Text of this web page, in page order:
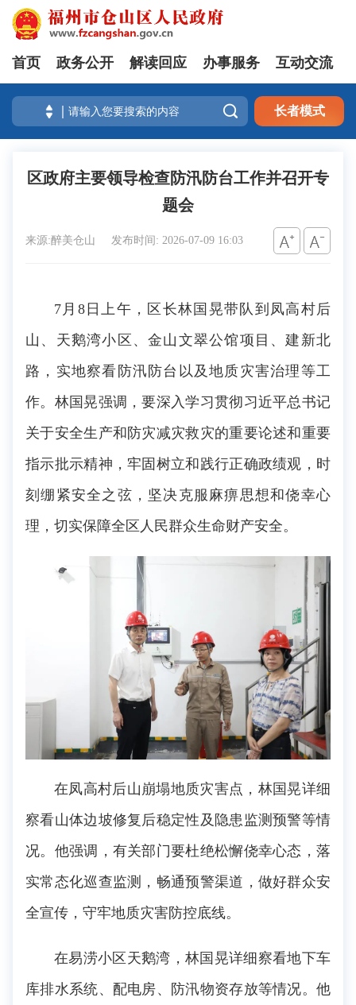
首页 政务公开 解读回应 办事服务 互动交流
 长者模式
区政府主要领导检查防汛防台工作并召开专
题会
来源:醉美仓山 发布时间: 2026-07-09 16:03
7月8日上午，区长林国晃带队到凤高村后
山、天鹅湾小区、金山文翠公馆项目、建新北
路，实地察看防汛防台以及地质灾害治理等工
作。林国晃强调，要深入学习贯彻习近平总书记
关于安全生产和防灾减灾救灾的重要论述和重要
指示批示精神，牢固树立和践行正确政绩观，时
刻绷紧安全之弦，坚决克服麻痹思想和侥幸心
理，切实保障全区人民群众生命财产安全。
在凤高村后山崩塌地质灾害点，林国晃详细
察看山体边坡修复后稳定性及隐患监测预警等情
况。他强调，有关部门要杜绝松懈侥幸心态，落
实常态化巡查监测，畅通预警渠道，做好群众安
全宣传，守牢地质灾害防控底线。
在易涝小区天鹅湾，林国晃详细察看地下车
库排水系统、配电房、防汛物资存放等情况。他